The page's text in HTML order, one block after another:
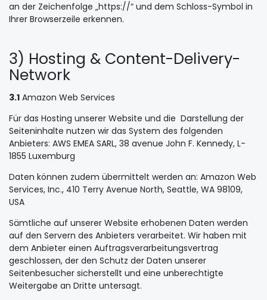
an der Zeichenfolge „https://“ und dem Schloss-Symbol in
Ihrer Browserzeile erkennen.
3) Hosting & Content-Delivery-
Network
3.1 Amazon Web Services
Für das Hosting unserer Website und die Darstellung der
Seiteninhalte nutzen wir das System des folgenden
Anbieters: AWS EMEA SARL, 38 avenue John F. Kennedy, L-
1855 Luxemburg
Daten können zudem übermittelt werden an: Amazon Web
Services, Inc., 410 Terry Avenue North, Seattle, WA 98109,
USA
Sämtliche auf unserer Website erhobenen Daten werden
auf den Servern des Anbieters verarbeitet. Wir haben mit
dem Anbieter einen Auftragsverarbeitungsvertrag
geschlossen, der den Schutz der Daten unserer
Seitenbesucher sicherstellt und eine unberechtigte
Weitergabe an Dritte untersagt.